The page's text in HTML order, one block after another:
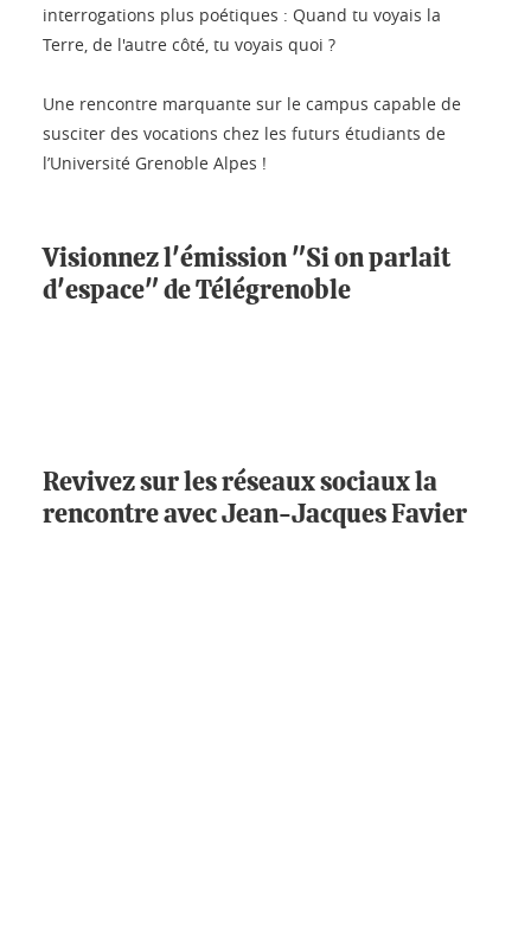
interrogations plus poétiques : Quand tu voyais la
Terre, de l'autre côté, tu voyais quoi ?
Une rencontre marquante sur le campus capable de
susciter des vocations chez les futurs étudiants de
l’Université Grenoble Alpes !
Visionnez l'émission "Si on parlait
d'espace" de Télégrenoble
Revivez sur les réseaux sociaux la
rencontre avec Jean-Jacques Favier